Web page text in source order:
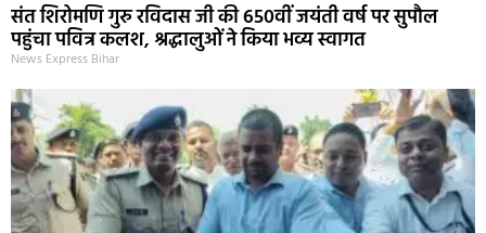
संत शिरोमणि गुरु रविदास जी की 650वीं जयंती वर्ष पर सुपौल
पहुंचा पवित्र कलश, श्रद्धालुओं ने किया भव्य स्वागत
News Express Bihar